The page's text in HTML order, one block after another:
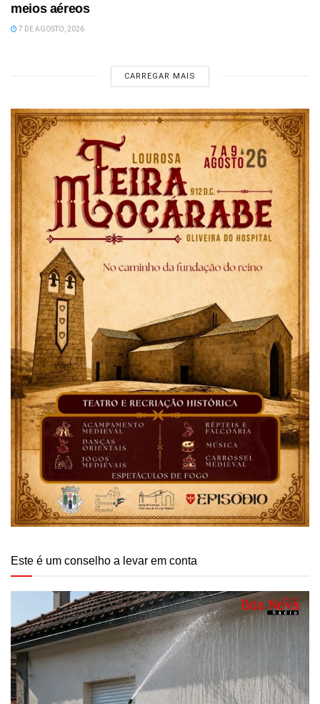
meios aéreos
7 DE AGOSTO, 2026
CARREGAR MAIS
Este é um conselho a levar em conta